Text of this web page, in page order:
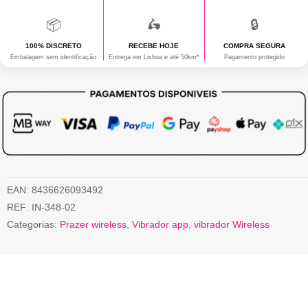
📦
100% DISCRETO
Embalagem sem identificação
🛵
RECEBE HOJE
Entrega em Lisboa e até 50km*
🔒
COMPRA SEGURA
Pagamento protegido
EAN: 8436626093492
REF: IN-348-02
Categorias: Prazer wireless Vibrador app vibrador Wireless